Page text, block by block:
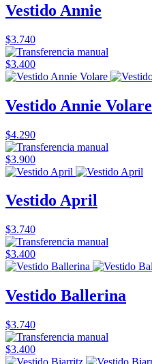
Vestido Annie
$3.740
$3.400
Vestido Annie Volare
$4.290
$3.900
Vestido April
$3.740
$3.400
Vestido Ballerina
$3.740
$3.400